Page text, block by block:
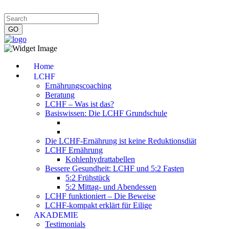
Home
LCHF
Ernährungscoaching
Beratung
LCHF – Was ist das?
Basiswissen: Die LCHF Grundschule
Die LCHF-Ernährung ist keine Reduktionsdiät
LCHF Ernährung
Kohlenhydrattabellen
Bessere Gesundheit: LCHF und 5:2 Fasten
5:2 Frühstück
5:2 Mittag- und Abendessen
LCHF funktioniert – Die Beweise
LCHF-kompakt erklärt für Eilige
AKADEMIE
Testimonials